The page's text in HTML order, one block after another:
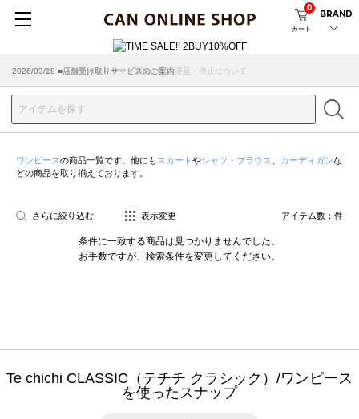
カート
0
BRAND
2026/07/29 ■【お知らせ】ヤマト運輸の配送遅延・停止について
2026/03/18 ■店舗受け取りサービスのご案内
ワンピースの商品一覧です。他にも スカート やシャツ・ブラウス カーディガンな
どの商品を取り揃えております。
さらに絞り込む 表示変更 アイテム数： 件
条件に一致する商品は見つかりませんでした。
お手数ですが、検索条件を変更してください。
Te chichi CLASSIC（テチチ クラシック）/ワンピース
を使ったスナップ